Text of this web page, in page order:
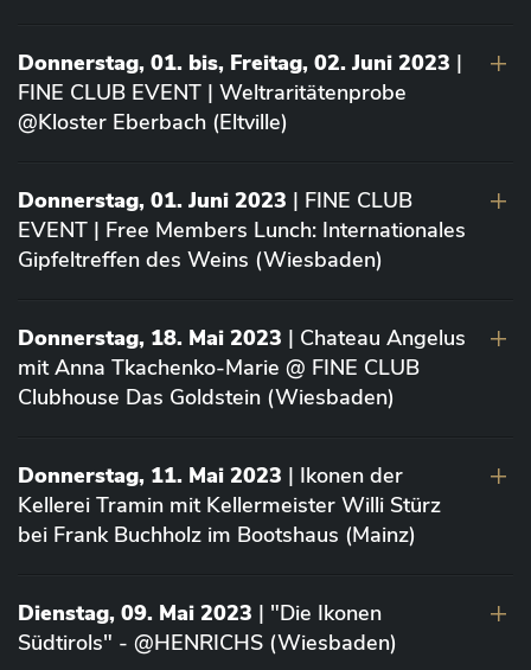
Donnerstag, 01. bis, Freitag, 02. Juni 2023 |
FINE CLUB EVENT | Weltraritätenprobe
@Kloster Eberbach (Eltville)
Donnerstag, 01. Juni 2023 | FINE CLUB
EVENT | Free Members Lunch: Internationales
Gipfeltreffen des Weins (Wiesbaden)
Donnerstag, 18. Mai 2023 | Chateau Angelus
mit Anna Tkachenko-Marie @ FINE CLUB
Clubhouse Das Goldstein (Wiesbaden)
Donnerstag, 11. Mai 2023 | Ikonen der
Kellerei Tramin mit Kellermeister Willi Stürz
bei Frank Buchholz im Bootshaus (Mainz)
Dienstag, 09. Mai 2023 | "Die Ikonen
Südtirols" - @HENRICHS (Wiesbaden)